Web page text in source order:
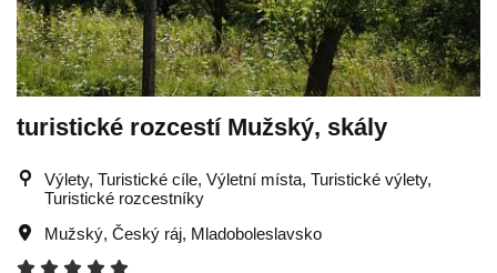
turistické rozcestí Mužský, skály
Výlety, Turistické cíle, Výletní místa, Turistické výlety,
Turistické rozcestníky
Mužský, Český ráj, Mladoboleslavsko